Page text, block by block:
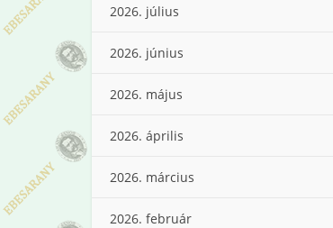
2026. július
2026. június
2026. május
2026. április
2026. március
2026. február